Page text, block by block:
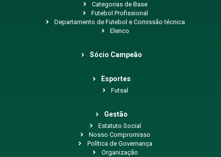
Categorias de Base
Futebol Profissional
Departamento de Futebol e Comissão técnica
Elenco
Sócio Campeão
Esportes
Futsal
Gestão
Estatuto Social
Nosso Compromisso
Política de Governança
Organização